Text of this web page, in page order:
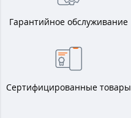
Гарантийное обслуживание
Сертифицированные товары